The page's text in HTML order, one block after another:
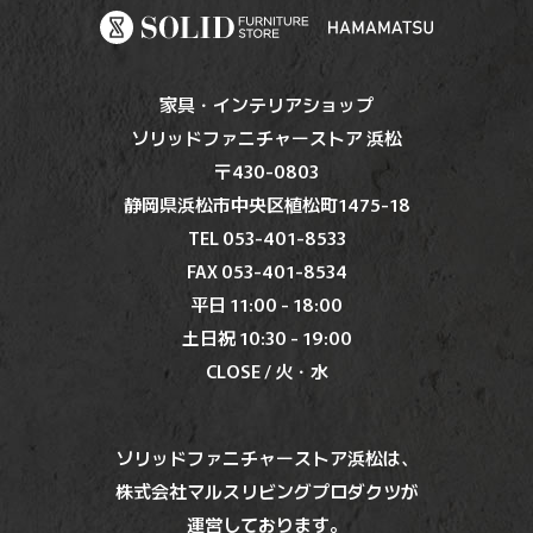
家具・インテリアショップ
ソリッドファニチャーストア 浜松
〒430-0803
静岡県浜松市中央区植松町1475-18
TEL 053-401-8533
FAX 053-401-8534
平日 11:00 - 18:00
土日祝 10:30 - 19:00
CLOSE / 火・水
ソリッドファニチャーストア浜松は、
株式会社マルスリビングプロダクツが
運営しております。